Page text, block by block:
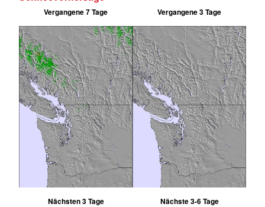
Vergangene 7 Tage Vergangene 3 Tage
Nächsten 3 Tage Nächste 3-6 Tage